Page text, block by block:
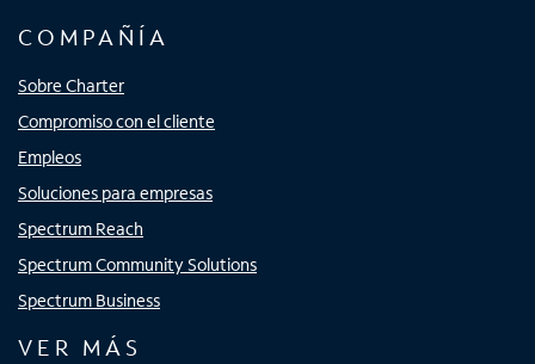
COMPAÑÍA
Sobre Charter
Compromiso con el cliente
Empleos
Soluciones para empresas
Spectrum Reach
Spectrum Community Solutions
Spectrum Business
VER MÁS